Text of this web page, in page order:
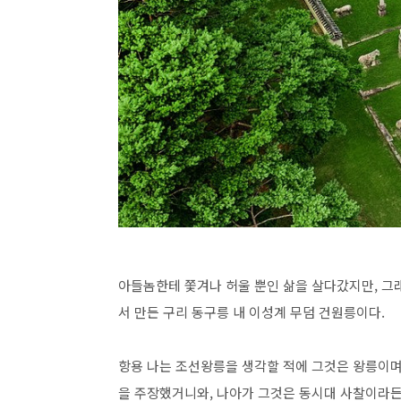
아들놈한테 쫓겨나 허울 뿐인 삶을 살다갔지만,
서 만든 구리 동구릉 내 이성계 무덤 건원릉이다.
항용 나는 조선왕릉을 생각할 적에 그것은 왕릉이
을 주장했거니와, 나아가 그것은 동시대 사찰이라